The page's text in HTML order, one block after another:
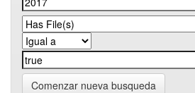
Comenzar nueva busqueda